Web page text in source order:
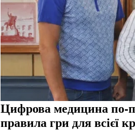
Цифрова медицина по-
правила гри для всієї